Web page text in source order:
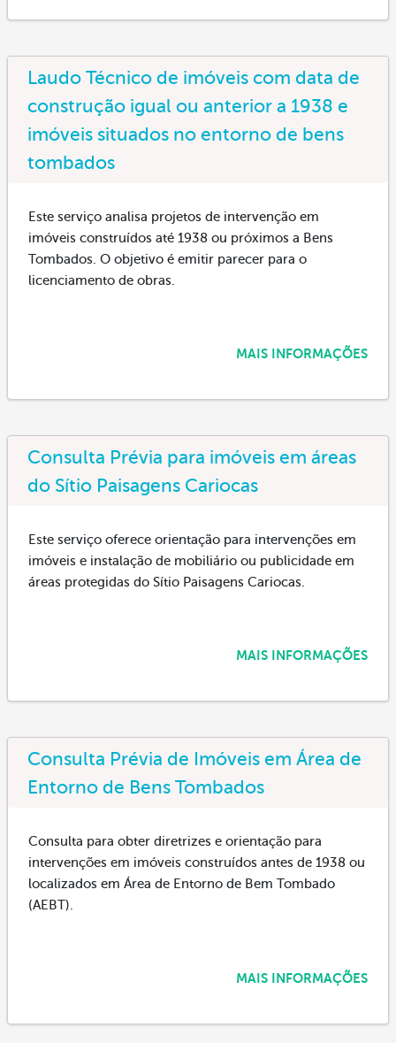
Laudo Técnico de imóveis com data de
construção igual ou anterior a 1938 e
imóveis situados no entorno de bens
tombados
Este serviço analisa projetos de intervenção em
imóveis construídos até 1938 ou próximos a Bens
Tombados. O objetivo é emitir parecer para o
licenciamento de obras.
MAIS INFORMAÇÕES
Consulta Prévia para imóveis em áreas
do Sítio Paisagens Cariocas
Este serviço oferece orientação para intervenções em
imóveis e instalação de mobiliário ou publicidade em
áreas protegidas do Sítio Paisagens Cariocas.
MAIS INFORMAÇÕES
Consulta Prévia de Imóveis em Área de
Entorno de Bens Tombados
Consulta para obter diretrizes e orientação para
intervenções em imóveis construídos antes de 1938 ou
localizados em Área de Entorno de Bem Tombado
(AEBT).
MAIS INFORMAÇÕES